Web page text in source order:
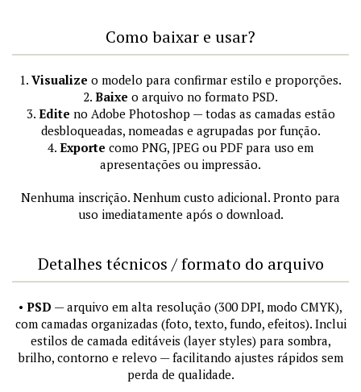
Como baixar e usar?
1. Visualize o modelo para confirmar estilo e proporções.
2. Baixe o arquivo no formato PSD.
3. Edite no Adobe Photoshop — todas as camadas estão
desbloqueadas, nomeadas e agrupadas por função.
4. Exporte como PNG, JPEG ou PDF para uso em
apresentações ou impressão.
Nenhuma inscrição. Nenhum custo adicional. Pronto para
uso imediatamente após o download.
Detalhes técnicos / formato do arquivo
• PSD — arquivo em alta resolução (300 DPI, modo CMYK),
com camadas organizadas (foto, texto, fundo, efeitos). Inclui
estilos de camada editáveis (layer styles) para sombra,
brilho, contorno e relevo — facilitando ajustes rápidos sem
perda de qualidade.